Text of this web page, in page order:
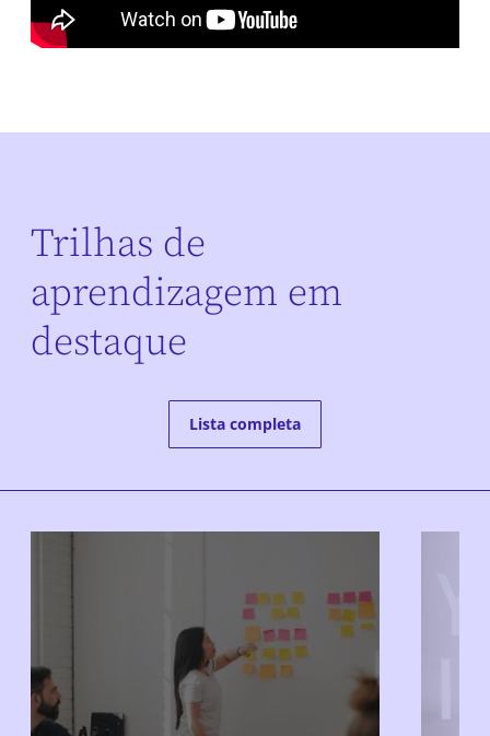
Trilhas de
aprendizagem em
destaque
Lista completa